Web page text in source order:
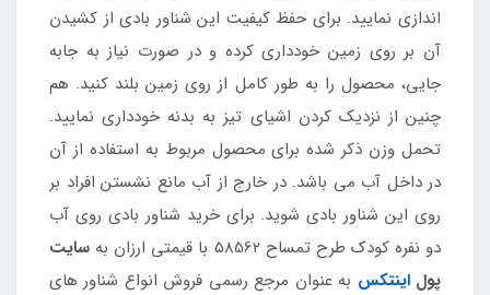
اندازی نمایید. برای حفظ کیفیت این شناور بادی از کشیدن
آن بر روی زمین خودداری کرده و در صورت نیاز به جابه
جایی، محصول را به طور کامل از روی زمین بلند کنید. هم
چنین از نزدیک کردن اشیای تیز به بدنه خودداری نمایید.
تحمل وزن ذکر شده برای محصول مربوط به استفاده از آن
در داخل آب می باشد. در خارج از آب مانع نشستن افراد بر
روی این شناور بادی شوید. برای خرید شناور بادی روی آب
دو نفره کودک طرح تمساح 58562 با قیمتی ارزان به
سایت
پولاینتکس به عنوان مرجع رسمی فروش انواع شناور های